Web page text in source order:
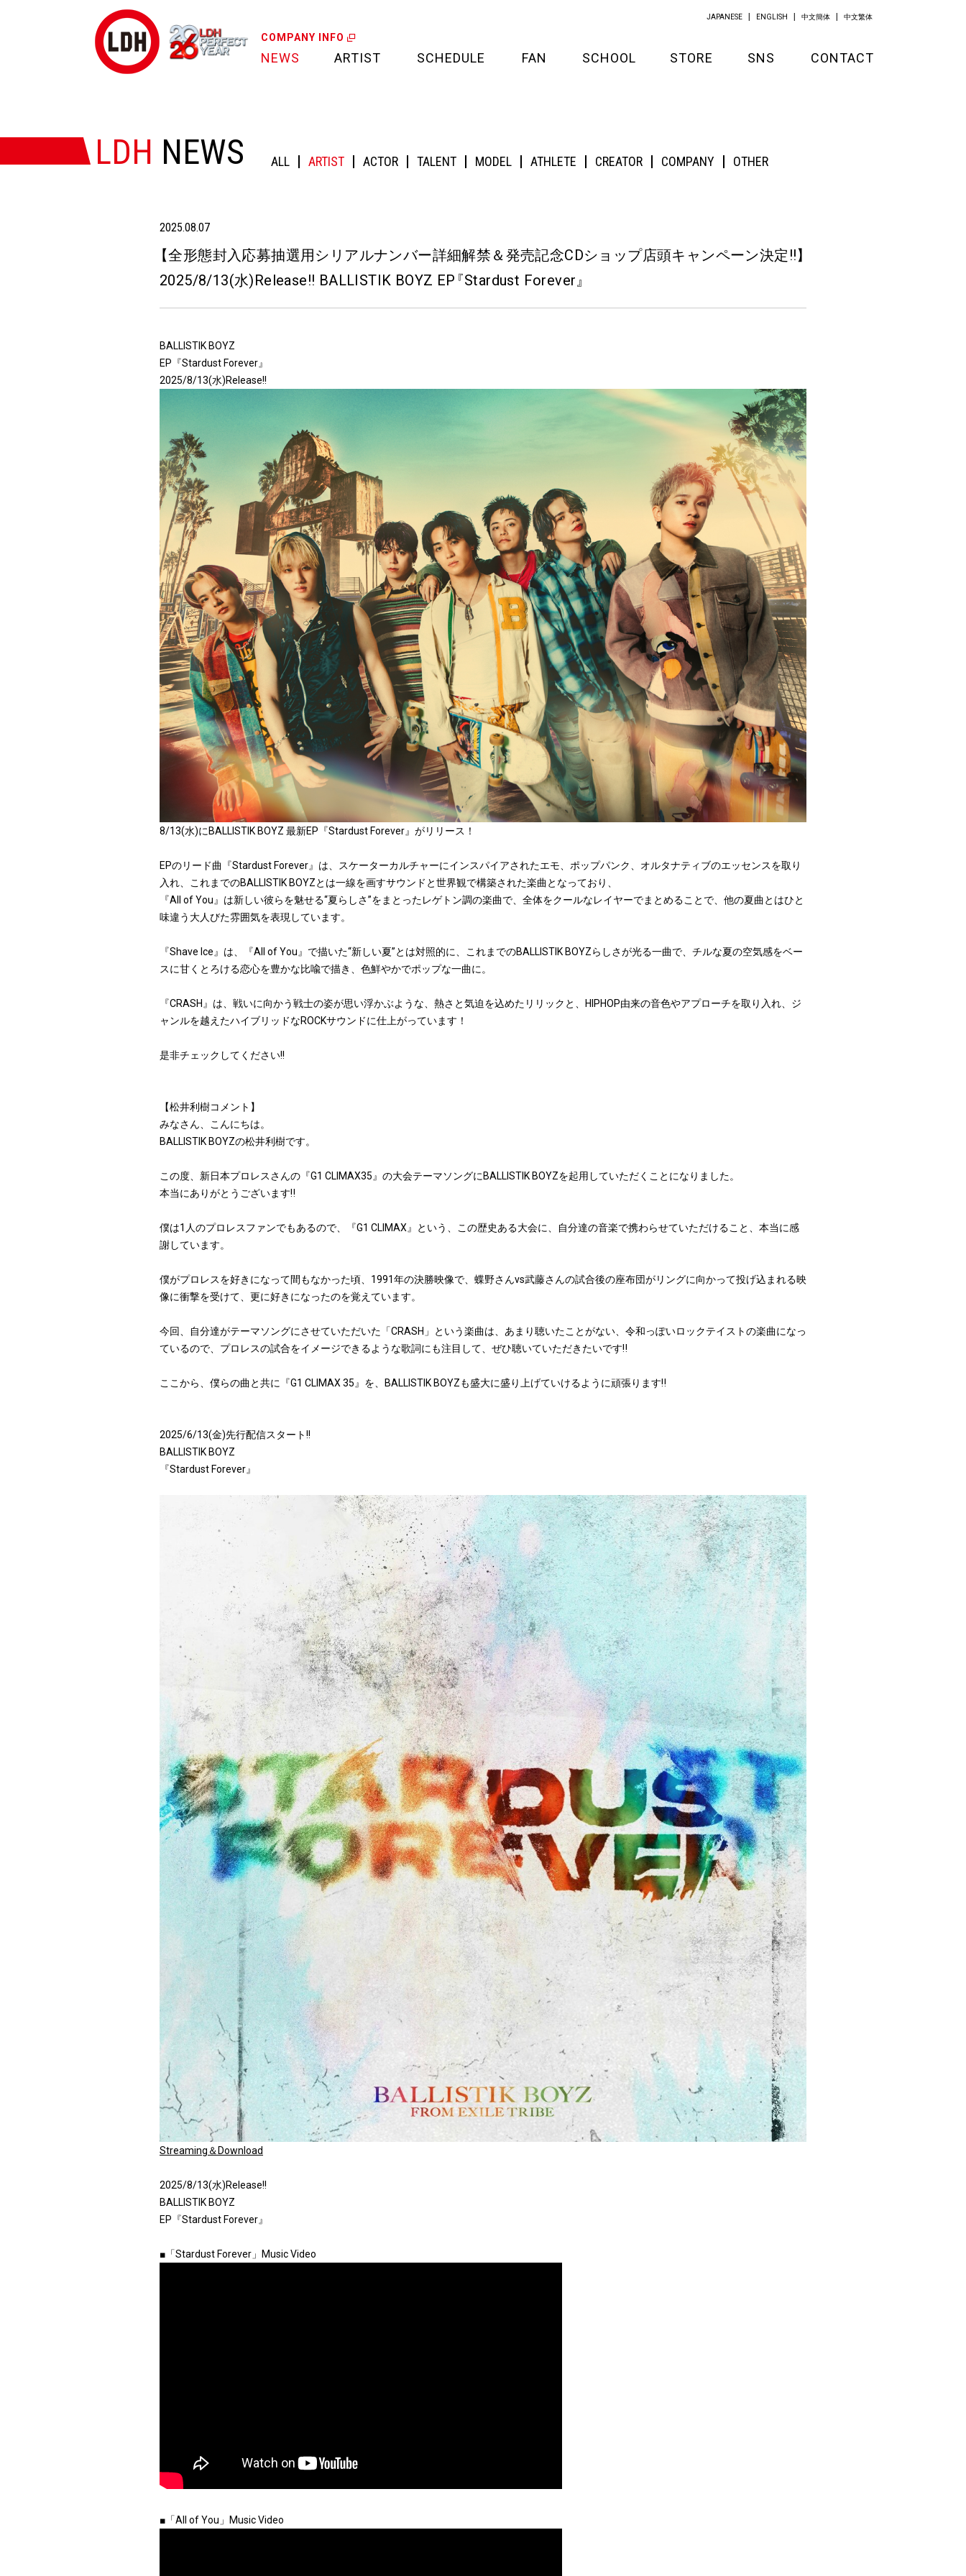
COMPANY INFO
NEWS ARTIST SCHEDULE FAN
MEDIA
SCHOOL STORE
KITCHEN
SNS CONTACT
JAPANESE ENGLISH 中文簡体 中文繁体
LDH NEWS ALL ARTIST ACTOR TALENT MODEL ATHLETE CREATOR COMPANY OTHER
2025.08.07
【全形態封入応募抽選用シリアルナンバー詳細解禁＆発売記念CDショップ店頭キャンペーン決定!!】
2025/8/13(水)Release!! BALLISTIK BOYZ EP『Stardust Forever』
BALLISTIK BOYZ
EP『Stardust Forever』
2025/8/13(水)Release!!
8/13(水)にBALLISTIK BOYZ 最新EP『Stardust Forever』がリリース！
EPのリード曲『Stardust Forever』は、スケーターカルチャーにインスパイアされたエモ、ポップパンク、オルタナティブのエッセンスを取り
入れ、これまでのBALLISTIK BOYZとは一線を画すサウンドと世界観で構築された楽曲となっており、
『All of You』は新しい彼らを魅せる“夏らしさ”をまとったレゲトン調の楽曲で、全体をクールなレイヤーでまとめることで、他の夏曲とはひと
味違う大人びた雰囲気を表現しています。
『Shave Ice』は、『All of You』で描いた“新しい夏”とは対照的に、これまでのBALLISTIK BOYZらしさが光る一曲で、チルな夏の空気感をベー
スに甘くとろける恋心を豊かな比喩で描き、色鮮やかでポップな一曲に。
『CRASH』は、戦いに向かう戦士の姿が思い浮かぶような、熱さと気迫を込めたリリックと、HIPHOP由来の音色やアプローチを取り入れ、ジ
ャンルを越えたハイブリッドなROCKサウンドに仕上がっています！
是非チェックしてください!!
【松井利樹コメント】
みなさん、こんにちは。
BALLISTIK BOYZの松井利樹です。
この度、新日本プロレスさんの『G1 CLIMAX35』の大会テーマソングにBALLISTIK BOYZを起用していただくことになりました。
本当にありがとうございます‼︎
僕は1人のプロレスファンでもあるので、『G1 CLIMAX』という、この歴史ある大会に、自分達の音楽で携わらせていただけること、本当に感
謝しています。
僕がプロレスを好きになって間もなかった頃、1991年の決勝映像で、蝶野さんvs武藤さんの試合後の座布団がリングに向かって投げ込まれる映
像に衝撃を受けて、更に好きになったのを覚えています。
今回、自分達がテーマソングにさせていただいた「CRASH」という楽曲は、あまり聴いたことがない、令和っぽいロックテイストの楽曲になっ
ているので、プロレスの試合をイメージできるような歌詞にも注目して、ぜひ聴いていただきたいです‼︎
ここから、僕らの曲と共に『G1 CLIMAX 35』を、BALLISTIK BOYZも盛大に盛り上げていけるように頑張ります‼︎
2025/6/13(金)先行配信スタート!!
BALLISTIK BOYZ
『Stardust Forever』
Streaming＆Download
2025/8/13(水)Release!!
BALLISTIK BOYZ
EP『Stardust Forever』
■「Stardust Forever」Music Video
■「All of You」Music Video